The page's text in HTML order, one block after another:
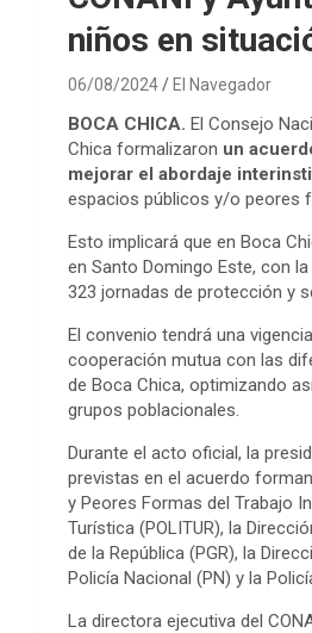
niños en
06/08/2024 El Navegador
BOCA CHICA. El Consejo
Chica formalizaron un
mejorar el abordaje
espacios públicos y/o peores
Esto implicará que en Boca
en Santo Domingo Este, con
323 jornadas de protección y
El convenio tendrá una
cooperación mutua con las
de Boca Chica, optimizando
grupos poblacionales.
Durante el acto oficial, la
previstas en el acuerdo
y Peores Formas del Trabajo
Turística (POLITUR), la
de la República (PGR), la
Policía Nacional (PN) y la
La directora ejecutiva del